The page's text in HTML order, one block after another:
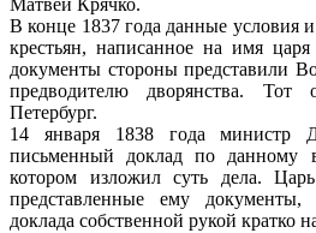
Матвей Крячко.
В конце 1837 года данные условия
крестьян, написанное на имя
документы стороны представили
предводителю дворянства.
Петербург.
14 января 1838 года министр
письменный доклад по данному
котором изложил суть дела.
представленные ему
доклада собственной рукой кратко